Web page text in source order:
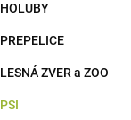
HOLUBY
PREPELICE
LESNÁ ZVER a ZOO
PSI